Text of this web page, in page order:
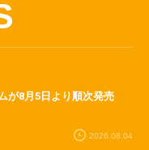
が8月5日より順次発売
2026.08.04